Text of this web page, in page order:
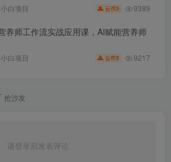
小白项目 云币3 9389
养师工作流实战应用课，AI赋能营养师
小白项目 云币3 9217
抢沙发
请登录后发表评论